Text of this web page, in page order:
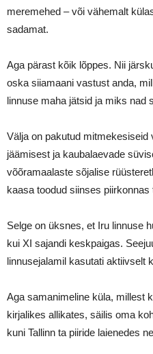
meremehed – või vähemalt
sadamat.
Aga pärast kõik lõppes. Nii
oska siiamaani vastust anda,
linnuse maha jätsid ja miks nad
Välja on pakutud mitmekesiseid
jäämisest ja kaubalaevade
võõramaalaste sõjalise
kaasa toodud siinses piirkonnas
Selge on üksnes, et Iru linnuse
kui XI sajandi keskpaigas.
linnusejalamil kasutati aktiivselt
Aga samanimeline küla, millest
kirjalikes allikates, säilis oma
kuni Tallinn ta piiride laienedes